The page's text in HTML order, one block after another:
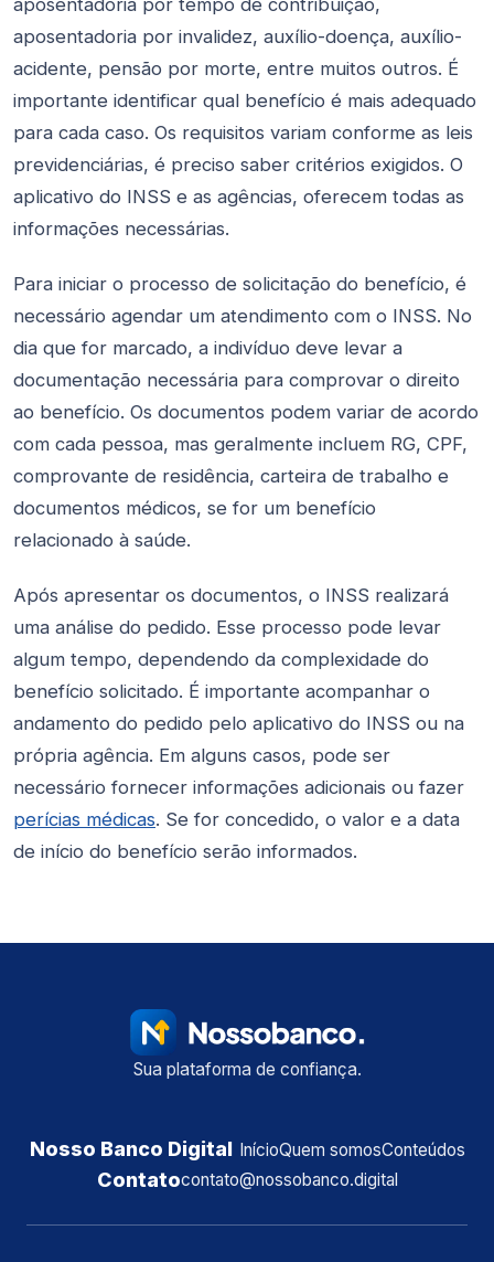
aposentadoria por tempo de contribuição,
aposentadoria por invalidez, auxílio-doença, auxílio-
acidente, pensão por morte, entre muitos outros. É
importante identificar qual benefício é mais adequado
para cada caso. Os requisitos variam conforme as leis
previdenciárias, é preciso saber critérios exigidos. O
aplicativo do INSS e as agências, oferecem todas as
informações necessárias.
Para iniciar o processo de solicitação do benefício, é
necessário agendar um atendimento com o INSS. No
dia que for marcado, a indivíduo deve levar a
documentação necessária para comprovar o direito
ao benefício. Os documentos podem variar de acordo
com cada pessoa, mas geralmente incluem RG, CPF,
comprovante de residência, carteira de trabalho e
documentos médicos, se for um benefício
relacionado à saúde.
Após apresentar os documentos, o INSS realizará
uma análise do pedido. Esse processo pode levar
algum tempo, dependendo da complexidade do
benefício solicitado. É importante acompanhar o
andamento do pedido pelo aplicativo do INSS ou na
própria agência. Em alguns casos, pode ser
necessário fornecer informações adicionais ou fazer
perícias médicas. Se for concedido, o valor e a data
de início do benefício serão informados.
Sua plataforma de confiança.
Nosso Banco Digital InícioQuem somosConteúdos
Contatocontato@nossobanco.digital